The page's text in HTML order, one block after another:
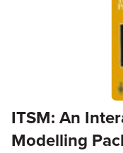
ITSM: An
Modelling